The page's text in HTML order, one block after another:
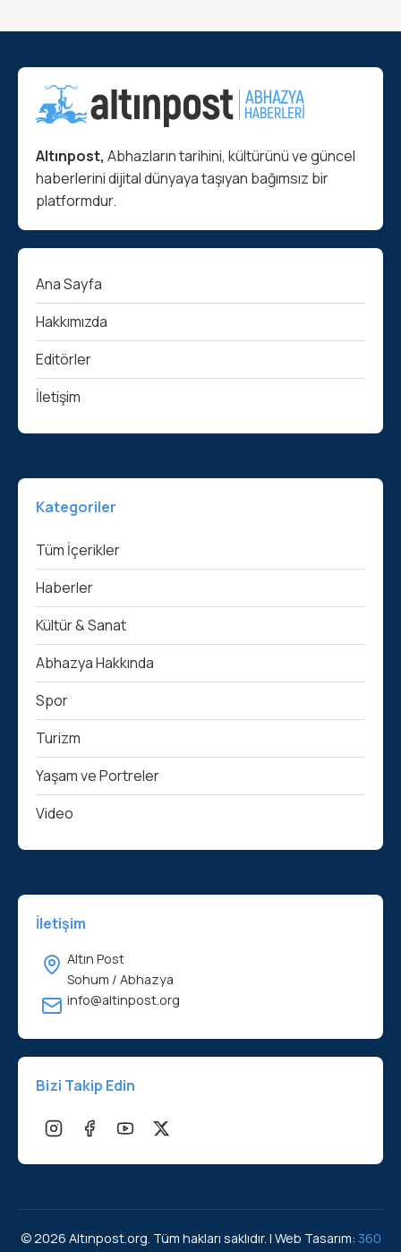
Altınpost, Abhazların tarihini, kültürünü ve güncel
haberlerini dijital dünyaya taşıyan bağımsız bir
platformdur.
Ana Sayfa
Hakkımızda
Editörler
İletişim
Kategoriler
Tüm İçerikler
Haberler
Kültür & Sanat
Abhazya Hakkında
Spor
Turizm
Yaşam ve Portreler
Video
İletişim
Altın Post
Sohum / Abhazya
info@altinpost.org
Bizi Takip Edin
© 2026 Altınpost.org. Tüm hakları saklıdır. | Web Tasarım: 360